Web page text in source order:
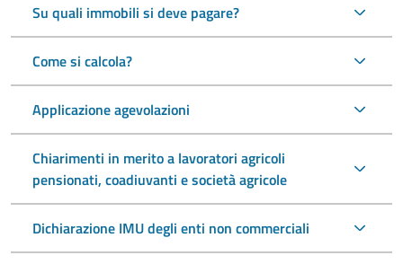
Su quali immobili si deve pagare?
Come si calcola?
Applicazione agevolazioni
Chiarimenti in merito a lavoratori agricoli
pensionati, coadiuvanti e società agricole
Dichiarazione IMU degli enti non commerciali